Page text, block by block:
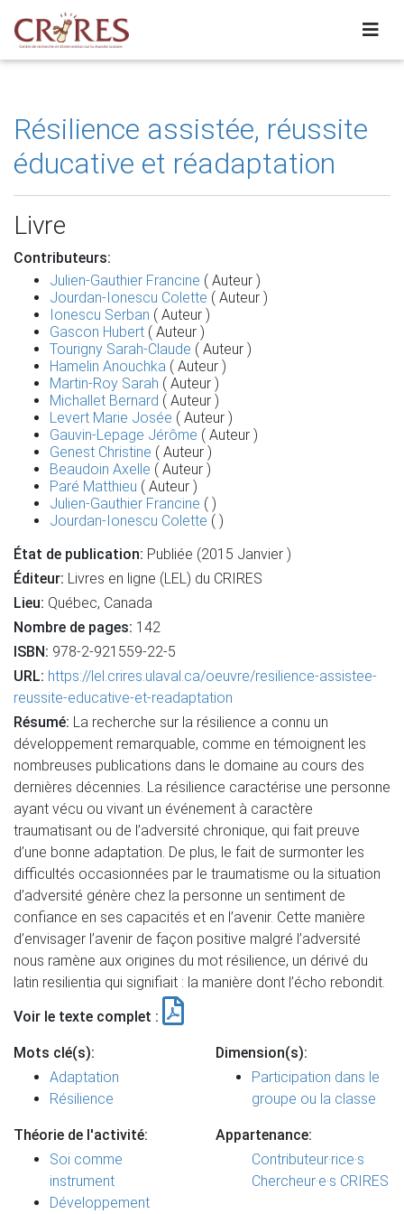
Résilience assistée, réussite
éducative et réadaptation
Livre
Contributeurs:
Julien-Gauthier Francine ( Auteur )
Jourdan-Ionescu Colette ( Auteur )
Ionescu Serban ( Auteur )
Gascon Hubert ( Auteur )
Tourigny Sarah-Claude ( Auteur )
Hamelin Anouchka ( Auteur )
Martin-Roy Sarah ( Auteur )
Michallet Bernard ( Auteur )
Levert Marie Josée ( Auteur )
Gauvin-Lepage Jérôme ( Auteur )
Genest Christine ( Auteur )
Beaudoin Axelle ( Auteur )
Paré Matthieu ( Auteur )
Julien-Gauthier Francine ( )
Jourdan-Ionescu Colette ( )
État de publication: Publiée (2015 Janvier )
Éditeur: Livres en ligne (LEL) du CRIRES
Lieu: Québec, Canada
Nombre de pages: 142
ISBN: 978-2-921559-22-5
URL: https://lel.crires.ulaval.ca/oeuvre/resilience-assistee-
reussite-educative-et-readaptation
Résumé: La recherche sur la résilience a connu un
développement remarquable, comme en témoignent les
nombreuses publications dans le domaine au cours des
dernières décennies. La résilience caractérise une personne
ayant vécu ou vivant un événement à caractère
traumatisant ou de l’adversité chronique, qui fait preuve
d’une bonne adaptation. De plus, le fait de surmonter les
difficultés occasionnées par le traumatisme ou la situation
d’adversité génère chez la personne un sentiment de
confiance en ses capacités et en l’avenir. Cette manière
d’envisager l’avenir de façon positive malgré l’adversité
nous ramène aux origines du mot résilience, un dérivé du
latin resilientia qui signifiait : la manière dont l’écho rebondit.
Voir le texte complet :
Mots clé(s):
Adaptation
Résilience
Dimension(s):
Participation dans le
groupe ou la classe
Théorie de l'activité:
Soi comme
instrument
Développement
Appartenance:
Contributeur·rice·s
Chercheur·e·s CRIRES